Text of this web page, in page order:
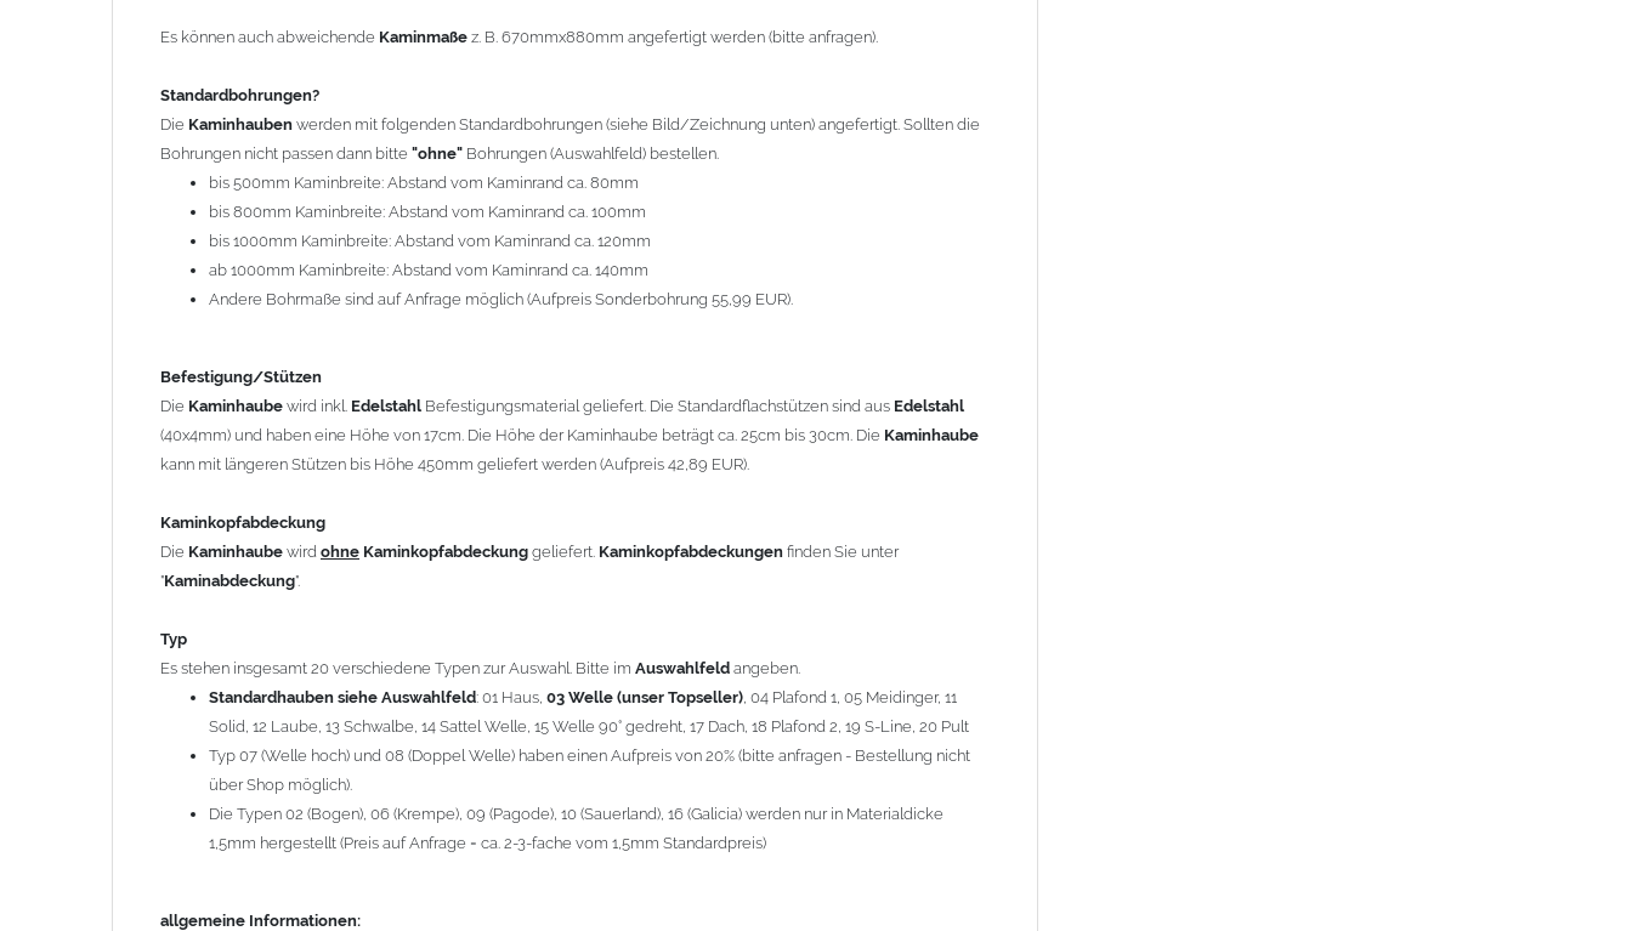
kann mit längeren Stützen bis Höhe 450mm geliefert werden (Aufpreis 42,89 EUR).
Kaminkopfabdeckung
Kaminhaubewirdohne Kaminkopfabdeckunggeliefert.Kaminkopfabdeckungenfinden Sie unter
Kaminabdeckung".
Es stehen insgesamt 20 verschiedene Typen zur Auswahl. Bitte imAuswahlfeld
Standardhauben siehe Auswahlfeld: 01 Haus,03 Welle (unser Topseller)
12 Laube, 13 Schwalbe, 14 Sattel Welle, 15 Welle 90° gedreht, 17 Dach, 18 Plafond 2, 19 S-Line, 20 Pult
Die Typen 02 (Bogen), 06 (Krempe), 09 (Pagode), 10 (Sauerland), 16 (Galicia) werden nur in Materialdicke 1,5mm
hergestellt (Preis auf Anfrage = ca. 2-3-fache vom 1,5mm Standardpreis)
Ab einerKaminlänge
Bei der Kombination mitWetterfahneundKaminbreite über 900mm wird dieKaminhaubein 1,5mm Dicke
angefertigt.
= 145,39 EUR) geliefert werden.
Bitte besprechen Sie den Einbau derKaminhaubemit Ihrem zuständigenSchornsteinfeger
Es können auch abweichende Kaminmaße z. B. 670mmx880mm angefertigt werden (bitte anfragen).
Standardbohrungen?
Die Kaminhauben werden mit folgenden Standardbohrungen (siehe Bild/Zeichnung unten) angefertigt. Sollten die
Bohrungen nicht passen dann bitte "ohne" Bohrungen (Auswahlfeld) bestellen.
bis 500mm Kaminbreite: Abstand vom Kaminrand ca. 80mm
bis 800mm Kaminbreite: Abstand vom Kaminrand ca. 100mm
bis 1000mm Kaminbreite: Abstand vom Kaminrand ca. 120mm
ab 1000mm Kaminbreite: Abstand vom Kaminrand ca. 140mm
Andere Bohrmaße sind auf Anfrage möglich (Aufpreis Sonderbohrung 55,99 EUR).
Befestigung/Stützen
Die Kaminhaube wird inkl. Edelstahl Befestigungsmaterial geliefert. Die Standardflachstützen sind aus Edelstahl
(40x4mm) und haben eine Höhe von 17cm. Die Höhe der Kaminhaube beträgt ca. 25cm bis 30cm. Die Kaminhaube
kann mit längeren Stützen bis Höhe 450mm geliefert werden (Aufpreis 42,89 EUR).
Kaminkopfabdeckung
Die Kaminhaube wird ohne Kaminkopfabdeckung geliefert. Kaminkopfabdeckungen finden Sie unter
"Kaminabdeckung".
Typ
Es stehen insgesamt 20 verschiedene Typen zur Auswahl. Bitte im Auswahlfeld angeben.
Standardhauben siehe Auswahlfeld: 01 Haus, 03 Welle (unser Topseller) , 04 Plafond 1, 05 Meidinger, 11
Solid, 12 Laube, 13 Schwalbe, 14 Sattel Welle, 15 Welle 90° gedreht, 17 Dach, 18 Plafond 2, 19 S-Line, 20 Pult
Typ 07 (Welle hoch) und 08 (Doppel Welle) haben einen Aufpreis von 20% (bitte anfragen - Bestellung nicht
über Shop möglich).
Die Typen 02 (Bogen), 06 (Krempe), 09 (Pagode), 10 (Sauerland), 16 (Galicia) werden nur in Materialdicke
1,5mm hergestellt (Preis auf Anfrage = ca. 2-3-fache vom 1,5mm Standardpreis)
allgemeine Informationen: